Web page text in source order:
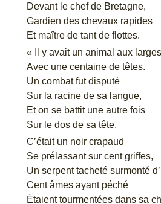
Devant le chef de Bretagne,
Gardien des chevaux rapides
Et maître de tant de flottes.
« Il y avait un animal aux
Avec une centaine de têtes.
Un combat fut disputé
Sur la racine de sa langue,
Et on se battit une autre fois
Sur le dos de sa tête.
C’était un noir crapaud
Se prélassant sur cent griffes,
Un serpent tacheté surmonté
Cent âmes ayant péché
Étaient tourmentées dans sa